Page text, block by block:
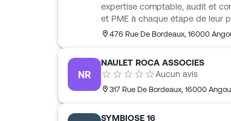
expertise comptable, audit et
et PME à chaque étape de leur
qui intègre aussi l’organisation,
comptabilité en ligne et de
la clé.
476 Rue De Bordeaux, 16000
NR
NAULET ROCA ASSOCIES
Aucun avis
317 Rue De Bordeaux, 16000
SYMBIOSE 16